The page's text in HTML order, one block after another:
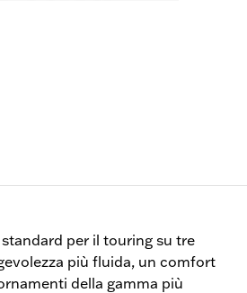
per il touring su tre
più fluida, un comfort
della gamma più